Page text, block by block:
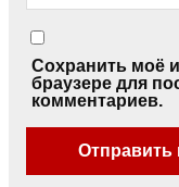
Сохранить моё
браузере для
комментариев.